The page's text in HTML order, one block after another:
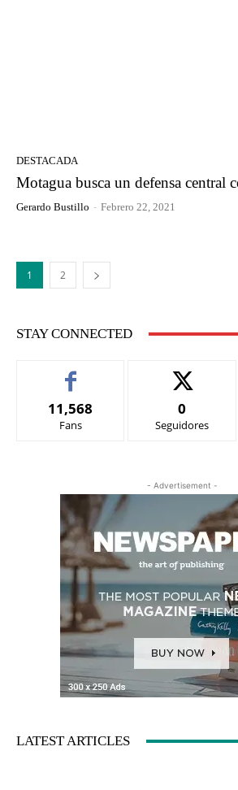
DESTACADA
Motagua busca un defensa central
Gerardo Bustillo - Febrero 22, 2021
1 2
STAY CONNECTED
11,568
Fans
0
Seguidores
- Advertisement -
LATEST ARTICLES